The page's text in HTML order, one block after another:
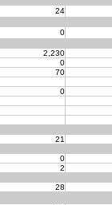
24
0
2,230
0
70
0
21
0
2
28